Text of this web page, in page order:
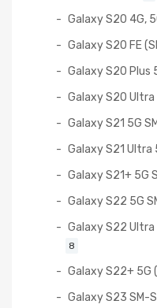
Galaxy S20 4G,
Galaxy S20 FE
Galaxy S20 Plus
Galaxy S20
Galaxy S21 5G
Galaxy S21 Ultra
Galaxy S21+ 5G
Galaxy S22 5G
Galaxy S22
8
Galaxy S22+ 5G
Galaxy S23 SM-